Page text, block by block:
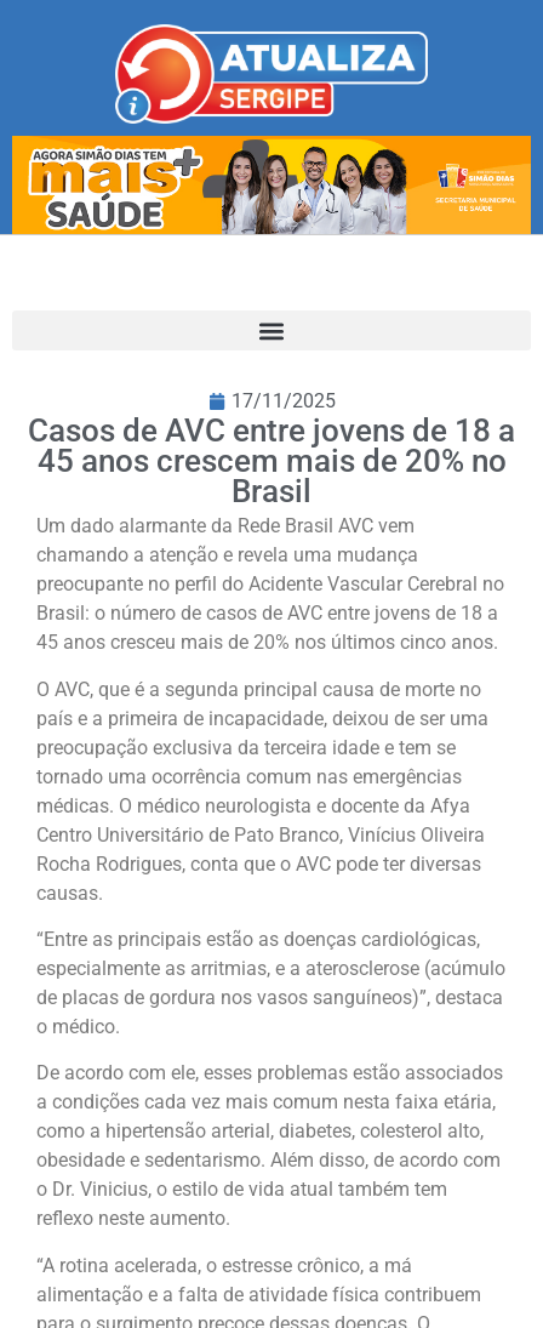
17/11/2025
Casos de AVC entre jovens de 18 a
45 anos crescem mais de 20% no
Brasil
Um dado alarmante da Rede Brasil AVC vem
chamando a atenção e revela uma mudança
preocupante no perfil do Acidente Vascular Cerebral no
Brasil: o número de casos de AVC entre jovens de 18 a
45 anos cresceu mais de 20% nos últimos cinco anos.
O AVC, que é a segunda principal causa de morte no
país e a primeira de incapacidade, deixou de ser uma
preocupação exclusiva da terceira idade e tem se
tornado uma ocorrência comum nas emergências
médicas. O médico neurologista e docente da Afya
Centro Universitário de Pato Branco, Vinícius Oliveira
Rocha Rodrigues, conta que o AVC pode ter diversas
causas.
“Entre as principais estão as doenças cardiológicas,
especialmente as arritmias, e a aterosclerose (acúmulo
de placas de gordura nos vasos sanguíneos)”, destaca
o médico.
De acordo com ele, esses problemas estão associados
a condições cada vez mais comum nesta faixa etária,
como a hipertensão arterial, diabetes, colesterol alto,
obesidade e sedentarismo. Além disso, de acordo com
o Dr. Vinicius, o estilo de vida atual também tem
reflexo neste aumento.
“A rotina acelerada, o estresse crônico, a má
alimentação e a falta de atividade física contribuem